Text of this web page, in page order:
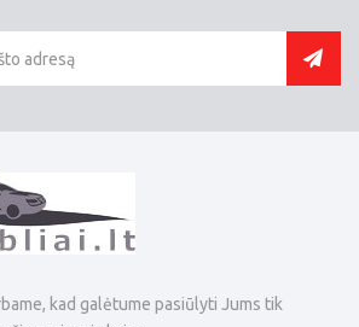
kad galėtume pasiūlyti Jums tik